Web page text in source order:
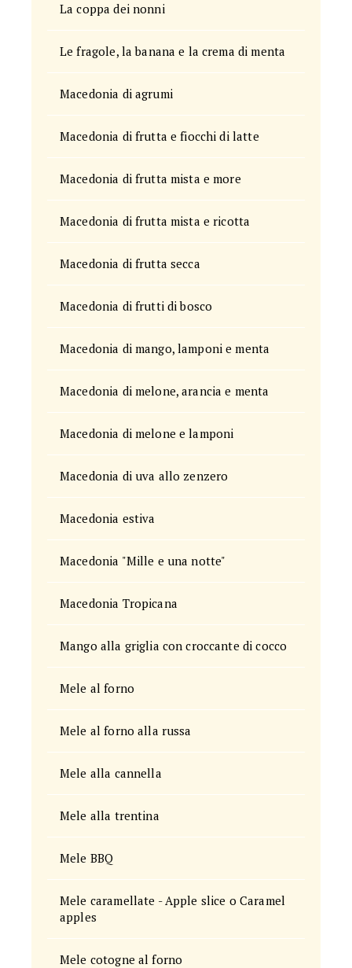
La coppa dei nonni
Le fragole, la banana e la crema di menta
Macedonia di agrumi
Macedonia di frutta e fiocchi di latte
Macedonia di frutta mista e more
Macedonia di frutta mista e ricotta
Macedonia di frutta secca
Macedonia di frutti di bosco
Macedonia di mango, lamponi e menta
Macedonia di melone, arancia e menta
Macedonia di melone e lamponi
Macedonia di uva allo zenzero
Macedonia estiva
Macedonia "Mille e una notte"
Macedonia Tropicana
Mango alla griglia con croccante di cocco
Mele al forno
Mele al forno alla russa
Mele alla cannella
Mele alla trentina
Mele BBQ
Mele caramellate - Apple slice o Caramel
apples
Mele cotogne al forno